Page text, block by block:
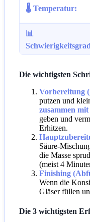
🌡️ Temperatur:
📊
Die wichtigsten
Vorbereitung
putzen und
zusammen
geben und
Erhitzen.
Säure-
die Masse
(meist 4
Finishing
Wenn die
Gläser füllen
Die 3 wichtigsten